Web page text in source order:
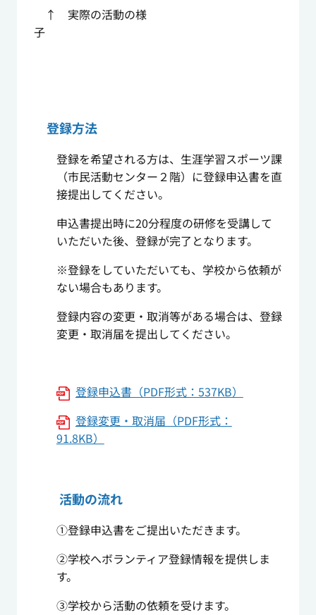
↑ 実際の活動の様
子
登録方法
登録を希望される方は、生涯学習スポーツ課
（市民活動センター２階）に登録申込書を直
接提出してください。
申込書提出時に20分程度の研修を受講して
いただいた後、登録が完了となります。
※登録をしていただいても、学校から依頼が
ない場合もあります。
登録内容の変更・取消等がある場合は、登録
変更・取消届を提出してください。
登録申込書（PDF形式：537KB）
登録変更・取消届（PDF形式：
91.8KB）
活動の流れ
①登録申込書をご提出いただきます。
②学校へボランティア登録情報を提供しま
す。
③学校から活動の依頼を受けます。